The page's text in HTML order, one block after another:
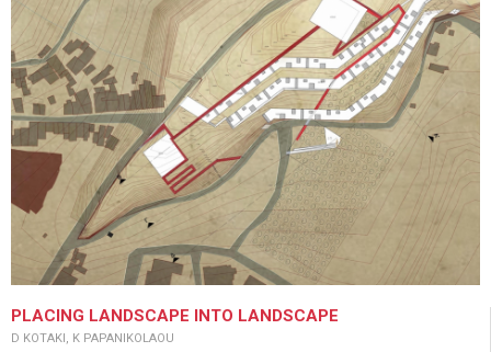
PLACING LANDSCAPE INTO LANDSCAPE
D KOTAKI, K PAPANIKOLAOU